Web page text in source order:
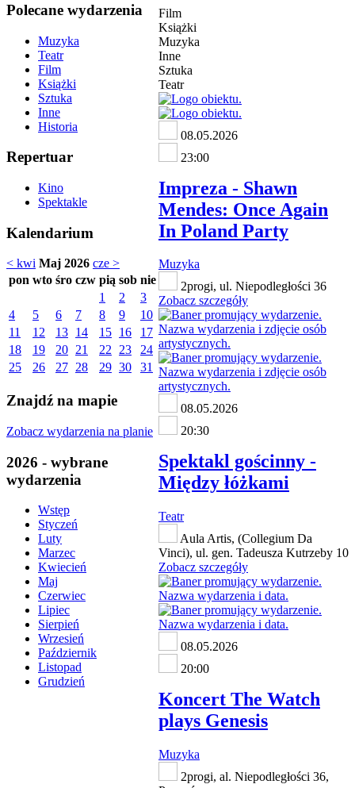
Polecane wydarzenia
Muzyka
Teatr
Film
Książki
Sztuka
Inne
Historia
Repertuar
Kino
Spektakle
Kalendarium
< kwi Maj 2026 cze >
pon wto śro czw pią sob nie
1
2
3
4
5 6 7 8 9
10
11
12 13 14 15 16
17
18
19 20 21 22 23
24
25
26 27 28 29 30 31
Znajdź na mapie
Zobacz wydarzenia na planie
2026 - wybrane
wydarzenia
Wstęp
Styczeń
Luty
Marzec
Kwiecień
Maj
Czerwiec
Lipiec
Sierpień
Wrzesień
Październik
Listopad
Grudzień
Film
Książki
Muzyka
Inne
Sztuka
Teatr
08.05.2026
23:00
Impreza - Shawn
Mendes: Once Again
In Poland Party
Muzyka
2progi, ul. Niepodległości 36
Zobacz szczegóły
08.05.2026
20:30
Spektakl gościnny -
Między łóżkami
Teatr
Aula Artis, (Collegium Da
Vinci), ul. gen. Tadeusza Kutrzeby 10
Zobacz szczegóły
08.05.2026
20:00
Koncert The Watch
plays Genesis
Muzyka
2progi, al. Niepodległości 36,